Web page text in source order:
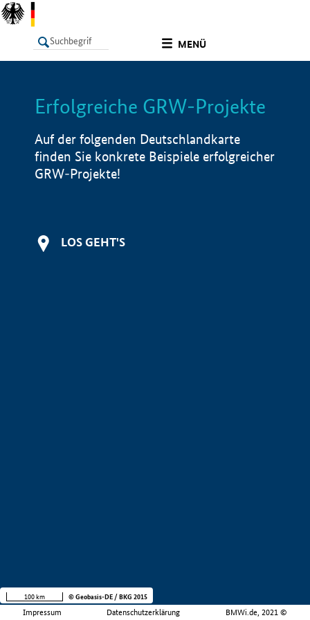
MENÜ
LISTE Info
Erfolgreiche GRW-Projekte
Auf der folgenden Deutschlandkarte
finden Sie konkrete Beispiele erfolgreicher
GRW-Projekte!
LOS GEHT'S
Impressum Datenschutzerklärung BMWi.de, 2021 ©
100 km © Geobasis-DE / BKG 2015